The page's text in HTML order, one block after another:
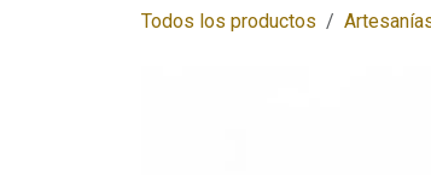
Todos los productos